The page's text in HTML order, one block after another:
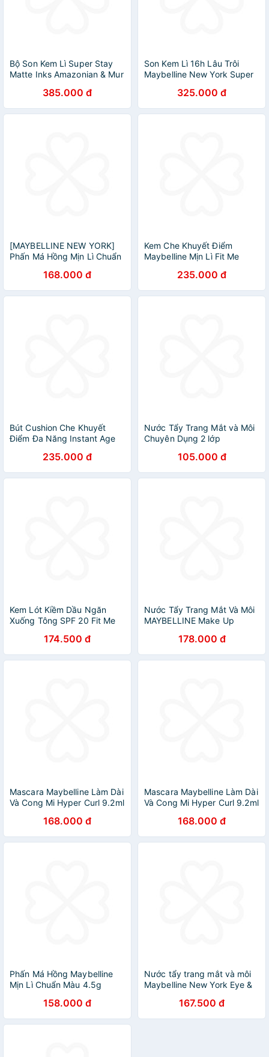
Bộ Son Kem Lì Super Stay
Matte Inks Amazonian & Mur
385.000 đ
Son Kem Lì 16h Lâu Trôi
Maybelline New York Super
325.000 đ
[MAYBELLINE NEW YORK]
Phấn Má Hồng Mịn Lì Chuẩn
Blush 4.5g168.000 đ
Kem Che Khuyết Điểm
Maybelline Mịn Lì Fit Me
235.000 đ
Bút Cushion Che Khuyết
Điểm Đa Năng Instant Age
Concealer Maybelline New
York 6ml
235.000 đ
Nước Tẩy Trang Mắt và Môi
Chuyên Dụng 2 lớp
105.000 đ
Kem Lót Kiềm Dầu Ngăn
Xuống Tông SPF 20 Fit Me
Maybelline New York 30ml
174.500 đ
Nước Tẩy Trang Mắt Và Môi
MAYBELLINE Make Up
178.000 đ
Mascara Maybelline Làm Dài
Và Cong Mi Hyper Curl 9.2ml
168.000 đ
Mascara Maybelline Làm Dài
Và Cong Mi Hyper Curl 9.2ml
168.000 đ
Phấn Má Hồng Maybelline
Mịn Lì Chuẩn Màu 4.5g
158.000 đ
Nước tẩy trang mắt và môi
Maybelline New York Eye &
167.500 đ